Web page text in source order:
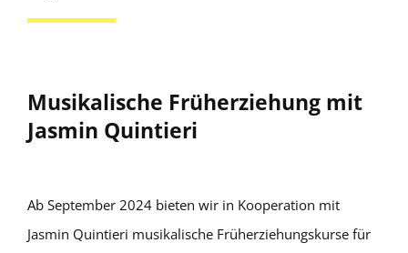
Musikalische Früherziehung mit
Jasmin Quintieri
Ab September 2024 bieten wir in Kooperation mit
Jasmin Quintieri musikalische Früherziehungskurse für